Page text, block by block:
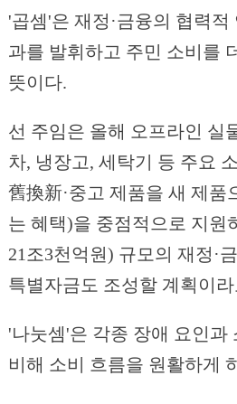
'곱셈'은 재정·금융의 협력적
과를 발휘하고 주민 소비를
뜻이다.
선 주임은 올해 오프라인 실
차, 냉장고, 세탁기 등 주요
舊換新·중고 제품을 새 제품
는 혜택)을 중점적으로 지원
21조3천억원) 규모의 재정·
특별자금도 조성할 계획이
'나눗셈'은 각종 장애 요인과
비해 소비 흐름을 원활하게